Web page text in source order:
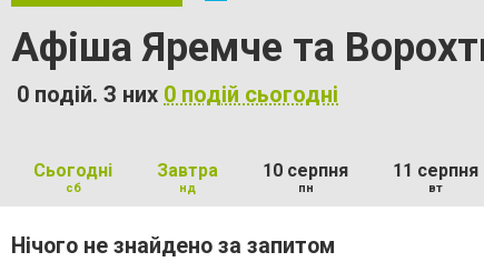
Афіша Яремче та
0 подій. З них 0 подій сьогодні
Сьогодні
сб
Завтра
нд
10 серпня
пн
11 серпня
вт
Нічого не знайдено за запитом